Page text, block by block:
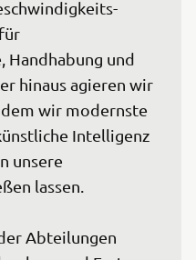
Handhabung und
hinaus agieren wir
wir modernste
Intelligenz
unsere
lassen.
Abteilungen